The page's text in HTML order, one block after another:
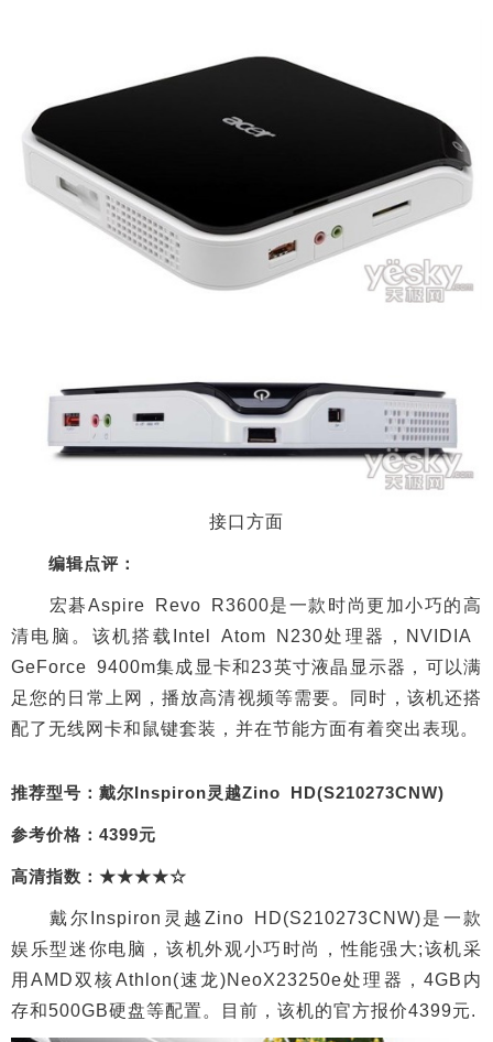
接口方面
编辑点评：
宏碁Aspire Revo R3600是一款时尚更加小巧的高
清电脑。该机搭载Intel Atom N230处理器，NVIDIA
GeForce 9400m集成显卡和23英寸液晶显示器，可以满
足您的日常上网，播放高清视频等需要。同时，该机还搭
配了无线网卡和鼠键套装，并在节能方面有着突出表现。
推荐型号：戴尔Inspiron灵越Zino HD(S210273CNW)
参考价格：4399元
高清指数：★★★★☆
戴尔Inspiron灵越Zino HD(S210273CNW)是一款
娱乐型迷你电脑，该机外观小巧时尚，性能强大;该机采
用AMD双核Athlon(速龙)NeoX23250e处理器，4GB内
存和500GB硬盘等配置。目前，该机的官方报价4399元.